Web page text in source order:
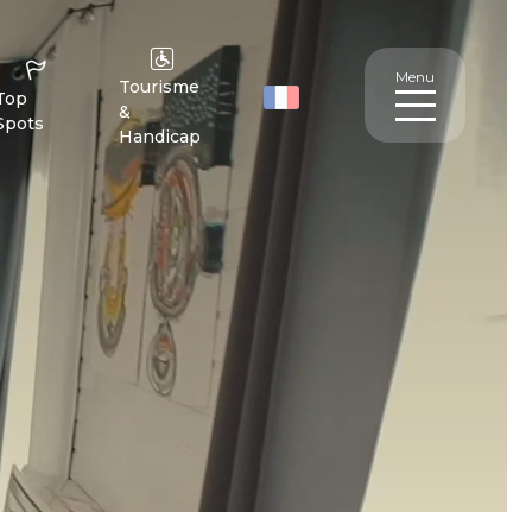
Tourisme
&
Handicap
Menu